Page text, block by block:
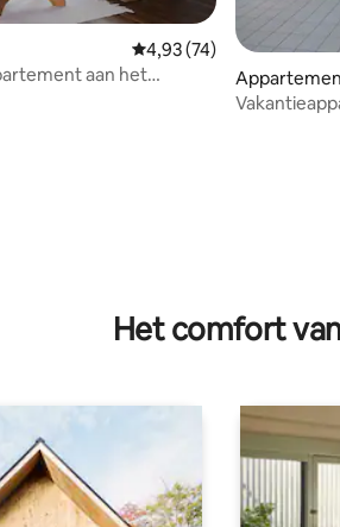
Gemiddelde beoordeling
4,93 (74)
aan het
Het comfort